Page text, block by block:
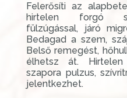
Felerősíti az
hirtelen forgó
fülzúgással, járó
Bedagad a szem,
Belső remegést,
élhetsz át.
szapora pulzus,
jelentkezhet.